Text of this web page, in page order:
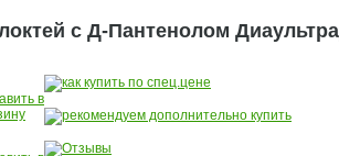
с Д-Пантенолом